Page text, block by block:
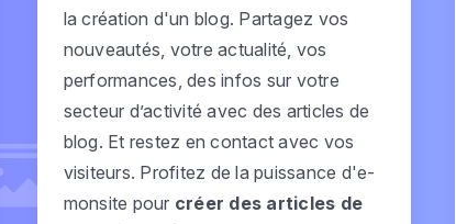
la création d'un blog. Partagez vos
nouveautés, votre actualité, vos
performances, des infos sur votre
secteur d’activité avec des articles de
blog. Et restez en contact avec vos
visiteurs. Profitez de la puissance d'e-
monsite pour créer des articles de